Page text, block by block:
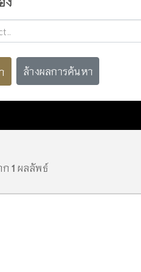
ล้างผลการค้นหา
ก1 ผลลัพธ์